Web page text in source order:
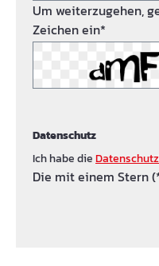
Um weiterzugehen,
Zeichen ein*
Datenschutz
Ich habe die
Die mit einem Stern